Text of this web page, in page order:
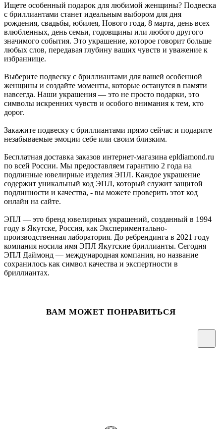
Ищете особенный подарок для любимой женщины? Подвеска
с бриллиантами станет идеальным выбором для дня
рождения, свадьбы, юбилея, Нового года, 8 марта, день всех
влюбленных, день семьи, годовщины или любого другого
значимого события. Это украшение, которое говорит больше
любых слов, передавая глубину ваших чувств и уважение к
избраннице.
Выберите подвеску с бриллиантами для вашей особенной
женщины и создайте моменты, которые останутся в памяти
навсегда. Наши украшения — это не просто подарки, это
символы искренних чувств и особого внимания к тем, кто
дорог.
Закажите подвеску с бриллиантами прямо сейчас и подарите
незабываемые эмоции себе или своим близким.
Бесплатная доставка заказов интернет-магазина epldiamond.ru
по всей России. Мы предоставляем гарантию 2 года на
подлинные ювелирные изделия ЭПЛ. Каждое украшение
содержит уникальный код ЭПЛ, который служит защитой
подлинности и качества, - вы можете проверить этот код
онлайн на сайте.
ЭПЛ — это бренд ювелирных украшений, созданный в 1994
году в Якутске, Россия, как Экспериментально-
производственная лаборатория. До ребрендинга в 2021 году
компания носила имя ЭПЛ Якутские бриллианты. Сегодня
ЭПЛ Даймонд — международная компания, но название
сохранилось как символ качества и экспертности в
бриллиантах.
ВАМ МОЖЕТ ПОНРАВИТЬСЯ